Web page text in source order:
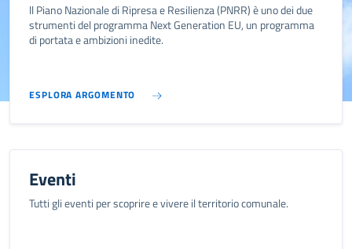
ll Piano Nazionale di Ripresa e Resilienza (PNRR) è uno dei due
strumenti del programma Next Generation EU, un programma
di portata e ambizioni inedite.
ESPLORA ARGOMENTO
Eventi
Tutti gli eventi per scoprire e vivere il territorio comunale.